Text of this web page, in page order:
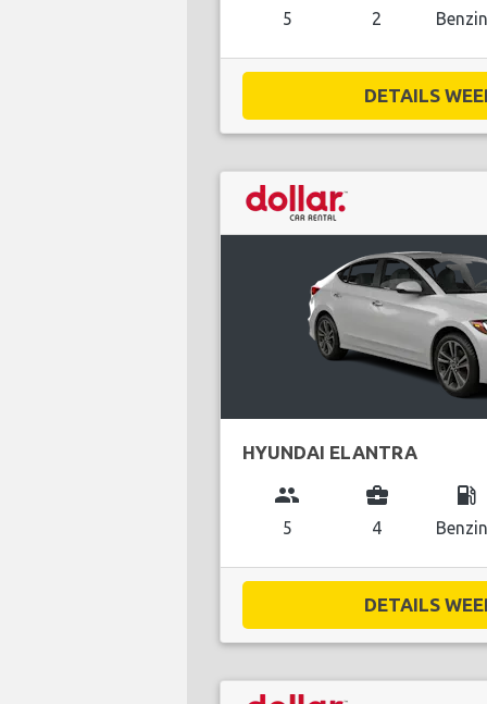
5 2
DETAILS
HYUNDAI ELANTRA
group
5
business_center
4
local_gas_station
DETAILS